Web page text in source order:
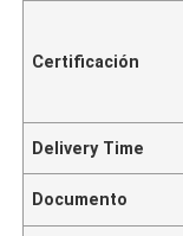
Certificación
Delivery Time
Documento